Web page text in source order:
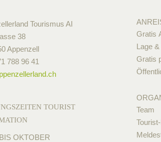
Tourismus AI
38
Appenzell
788 96 41
TOURIST
OKTOBER
Gratis
Lage
Gratis
Team